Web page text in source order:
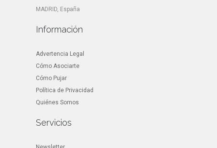
MADRID, España
Información
Advertencia Legal
Cómo Asociarte
Cómo Pujar
Política de Privacidad
Quiénes Somos
Servicios